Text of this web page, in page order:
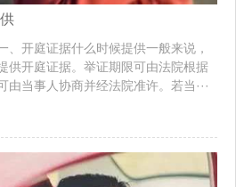
、开庭证据什么时候提供一般来说，
供开庭证据。举证期限可由法院根据
当事人协商并经法院准许。若当···